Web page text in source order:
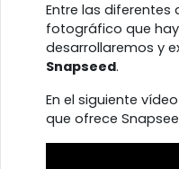
Entre las
fotográfico que
desarrollaremos y
Snapseed.
En el siguiente
que ofrece